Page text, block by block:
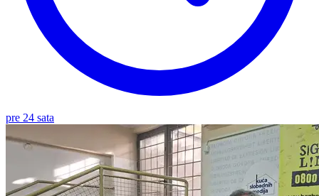
pre 24 sata